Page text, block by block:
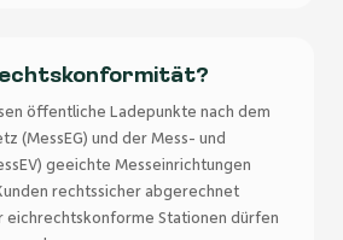
öffentliche Ladepunkte nach dem
(MessEG) und der Mess- und
geeichte Messeinrichtungen
rechtssicher abgerechnet
eichrechtskonforme Stationen dürfen